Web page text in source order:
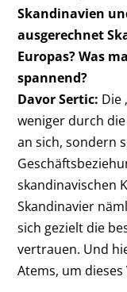
Skandinavien
ausgerechnet
Europas? Was
spannend?
Davor Sertic: Die
weniger durch
an sich, sondern
skandinavischen
Skandinavier
sich gezielt die
vertrauen. Und
Atems, um